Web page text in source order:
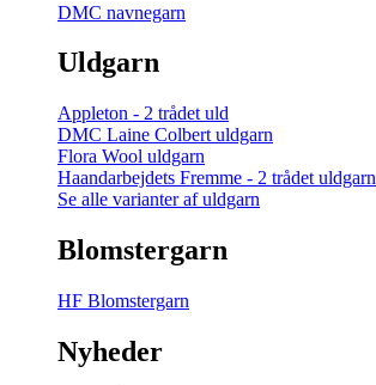
DMC navnegarn
Uldgarn
Appleton - 2 trådet uld
DMC Laine Colbert uldgarn
Flora Wool uldgarn
Haandarbejdets Fremme - 2 trådet uldgarn
Se alle varianter af uldgarn
Blomstergarn
HF Blomstergarn
Nyheder